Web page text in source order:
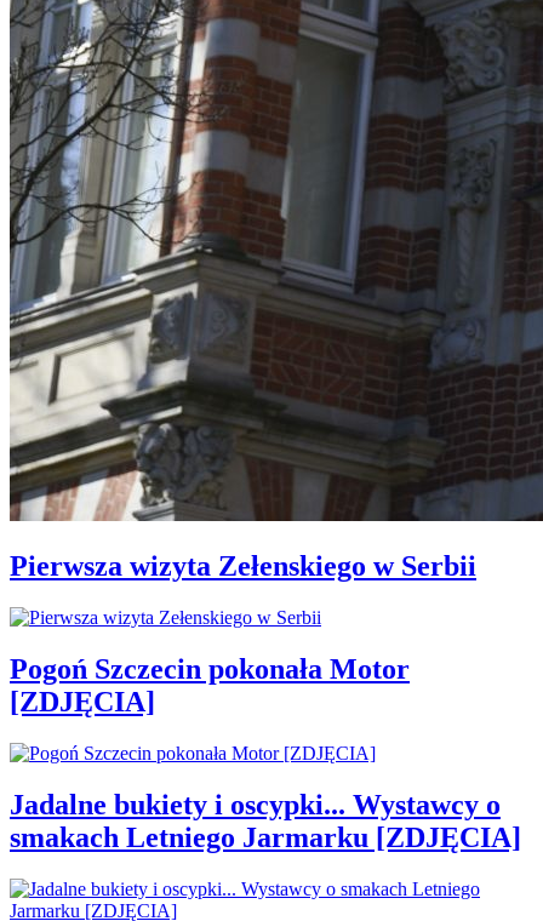
Pierwsza wizyta Zełenskiego w Serbii
Pogoń Szczecin pokonała Motor
[ZDJĘCIA]
Jadalne bukiety i oscypki... Wystawcy o
smakach Letniego Jarmarku [ZDJĘCIA]